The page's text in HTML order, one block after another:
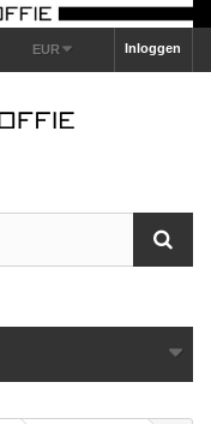
Inloggen
EUR